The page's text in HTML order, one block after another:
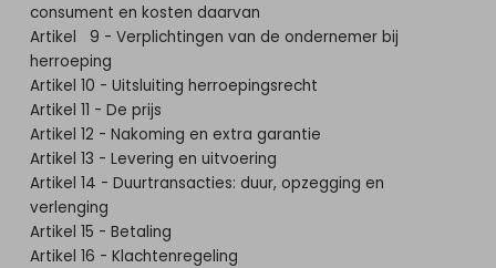
consument en kosten daarvan
Artikel 9 - Verplichtingen van de ondernemer bij
herroeping
Artikel 10 - Uitsluiting herroepingsrecht
Artikel 11 - De prijs
Artikel 12 - Nakoming en extra garantie
Artikel 13 - Levering en uitvoering
Artikel 14 - Duurtransacties: duur, opzegging en
verlenging
Artikel 15 - Betaling
Artikel 16 - Klachtenregeling